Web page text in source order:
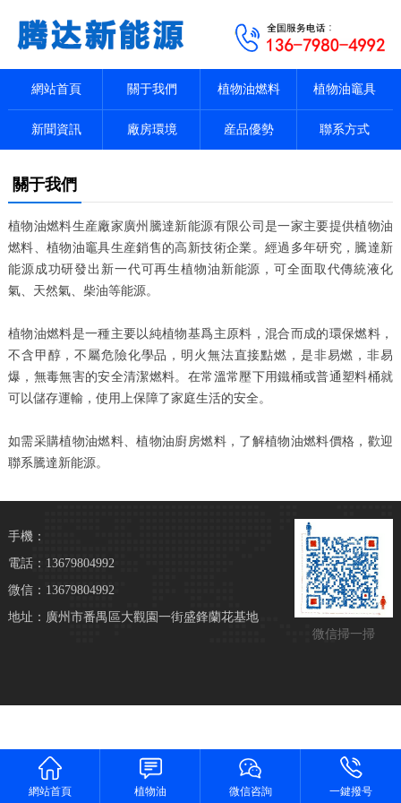
網站首頁 關于我們 植物油燃料 植物油竈具
新聞資訊 廠房環境 産品優勢 聯系方式
關于我們
植物油燃料生産廠家廣州騰達新能源有限公司是一家主要提供植物油
燃料、植物油竈具生産銷售的高新技術企業。經過多年研究，騰達新
能源成功研發出新一代可再生植物油新能源，可全面取代傳統液化
氣、天然氣、柴油等能源。
植物油燃料是一種主要以純植物基爲主原料，混合而成的環保燃料，
不含甲醇，不屬危險化學品，明火無法直接點燃，是非易燃，非易
爆，無毒無害的安全清潔燃料。在常溫常壓下用鐵桶或普通塑料桶就
可以儲存運輸，使用上保障了家庭生活的安全。
如需采購植物油燃料、植物油廚房燃料，了解植物油燃料價格，歡迎
聯系騰達新能源。
微信掃一掃
手機：
電話：13679804992
微信：13679804992
地址：廣州市番禺區大觀園一街盛鋒蘭花基地
網站首頁 植物油 微信咨詢 一鍵撥号